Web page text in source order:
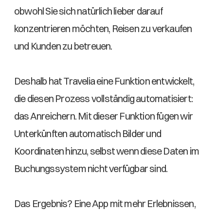
obwohl Sie sich natürlich lieber darauf
konzentrieren möchten, Reisen zu verkaufen
und Kunden zu betreuen.
Deshalb hat Travelia eine Funktion entwickelt,
die diesen Prozess vollständig automatisiert:
das Anreichern. Mit dieser Funktion fügen wir
Unterkünften automatisch Bilder und
Koordinaten hinzu, selbst wenn diese Daten im
Buchungssystem nicht verfügbar sind.
Das Ergebnis? Eine App mit mehr Erlebnissen,